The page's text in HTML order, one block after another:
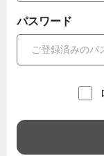
パスワード